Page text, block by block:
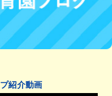
紹介動画